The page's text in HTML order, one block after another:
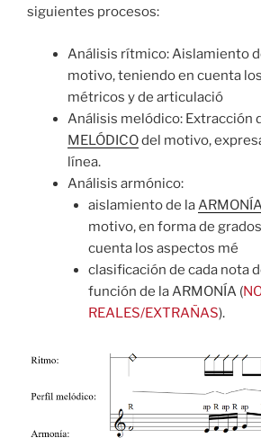
siguientes procesos:
Análisis rítmico: Aislamiento
motivo, teniendo en cuenta
métricos y de articulació
Análisis melódico: Extracción
MELÓDICOdel motivo,
línea.
Análisis armónico:
aislamiento de la
motivo, en forma de
cuenta los aspectos mé
clasificación de cada nota
función de la ARMONÍA (
REALES/EXTRAÑAS).